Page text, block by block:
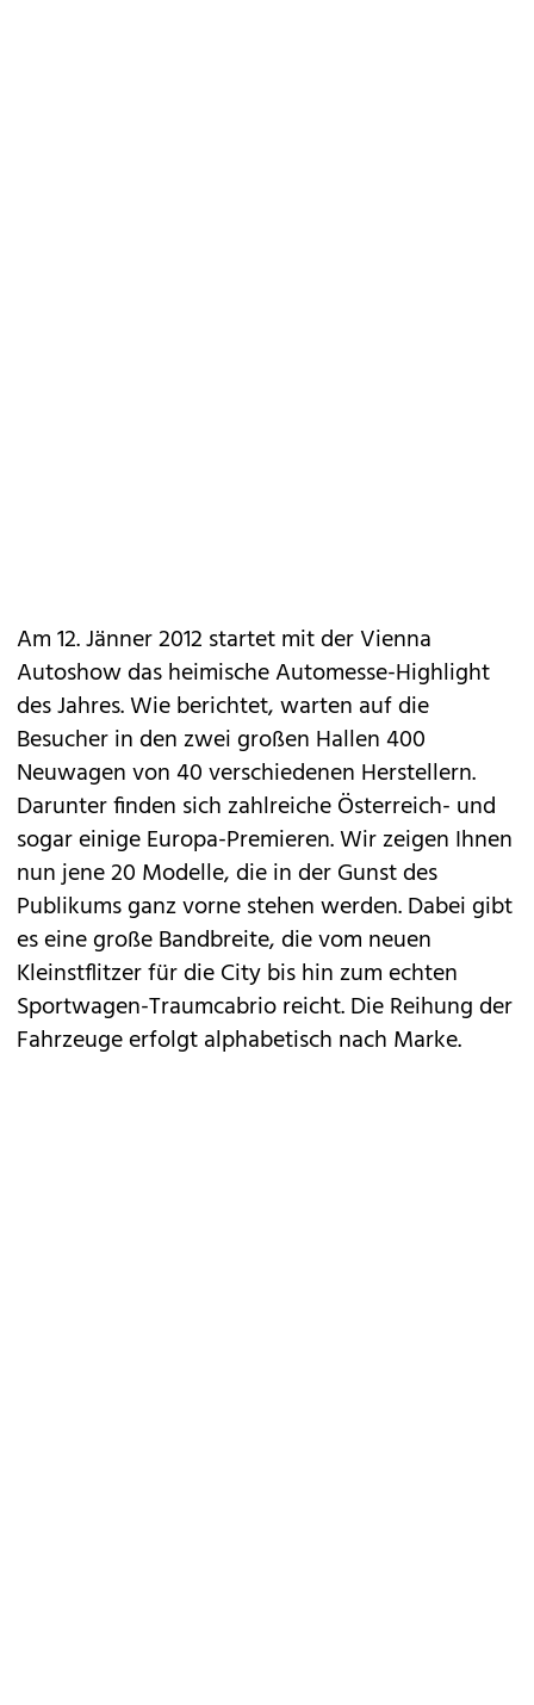
Am 12. Jänner 2012 startet mit derVienna
Autoshowdas heimische Automesse-Highlight
des Jahres. Wie berichtet, warten auf die
Besucher in den zwei großen Hallen400
Neuwagen von 40 verschiedenen Herstellern.
Darunter finden sich zahlreiche Österreich- und
sogar einige Europa-Premieren. Wir zeigen Ihnen
nun jene 20 Modelle, die in der Gunst des
Publikums ganz vorne stehen werden. Dabei gibt
es eine große Bandbreite, die vom neuen
Kleinstflitzer für die City bis hin zum echten
Sportwagen-Traumcabrio reicht. Die Reihung der
Fahrzeuge erfolgt alphabetisch nach Marke.